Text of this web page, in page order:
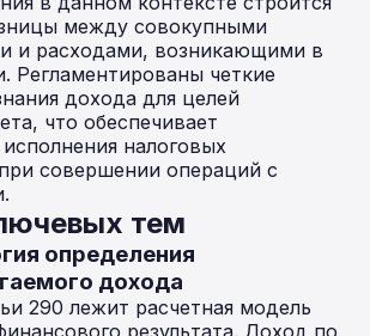
между совокупными
и расходами, возникающими в
Регламентированы четкие
дохода для целей
что обеспечивает
налоговых
совершении операций с
тем
определения
дохода
290 лежит расчетная модель
результата. Доход по